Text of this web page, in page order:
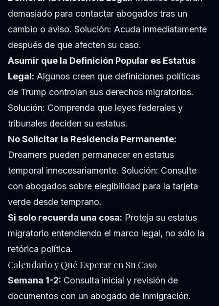
demasiado para contactar abogados tras un
cambio o aviso. Solución: Acuda inmediatamente
después de que afecten su caso.
Asumir que la Definición Popular es Estatus
Legal: Algunos creen que definiciones políticas
de Trump controlan sus derechos migratorios.
Solución: Comprenda que leyes federales y
tribunales deciden su estatus.
No Solicitar la Residencia Permanente:
Dreamers pueden permanecer en estatus
temporal innecesariamente. Solución: Consulte
con abogados sobre elegibilidad para la tarjeta
verde desde temprano.
Si solo recuerda una cosa: Proteja su estatus
migratorio entendiendo el marco legal, no sólo la
retórica política.
Calendario y Qué Esperar en Su Caso
Semana 1-2: Consulta inicial y revisión de
documentos con un abogado de inmigración.